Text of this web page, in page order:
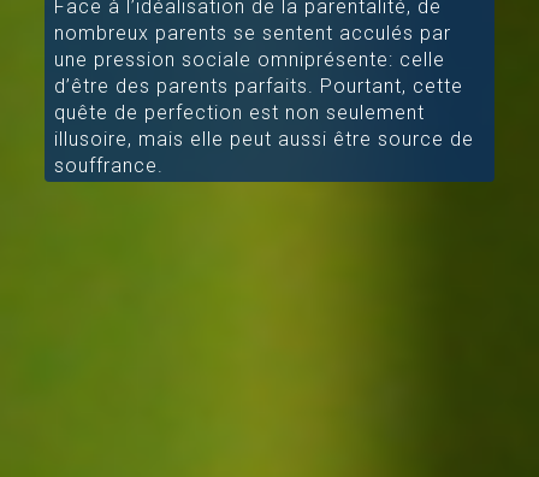
Face à l’idéalisation de la parentalité, de
nombreux parents se sentent acculés par
une pression sociale omniprésente: celle
d’être des parents parfaits. Pourtant, cette
quête de perfection est non seulement
illusoire, mais elle peut aussi être source de
souffrance.